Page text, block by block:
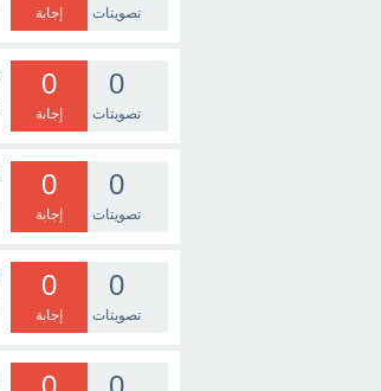
تصويتات إجابة
0
تصويتات
0
إجابة
0
تصويتات
0
إجابة
0
تصويتات
0
إجابة